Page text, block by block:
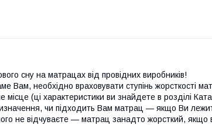
сну на матрацах від провідних виробників!
Вам, необхідно враховувати ступінь жорсткості
(ці характеристики ви знайдете в розділі
чи підходить Вам матрац — якщо Ви
не відчуваєте — матрац занадто жорсткий, якщо